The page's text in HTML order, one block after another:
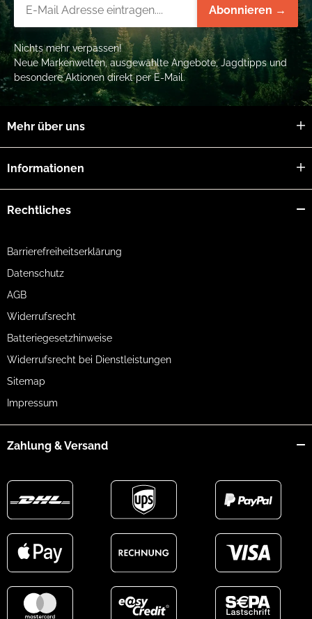
Abonnieren →
Nichts mehr verpassen!
Neue Markenwelten, ausgewählte Angebote, Jagdtipps und
besondere Aktionen direkt per E-Mail.
Mehr über uns
Informationen
Rechtliches
Barrierefreiheitserklärung
Datenschutz
AGB
Widerrufsrecht
Batteriegesetzhinweise
Widerrufsrecht bei Dienstleistungen
Sitemap
Impressum
Zahlung & Versand